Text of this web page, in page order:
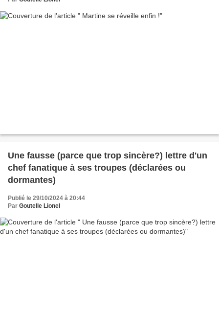
Une fausse (parce que trop sincère?) lettre d'un
chef fanatique à ses troupes (déclarées ou
dormantes)
Publié le 29/10/2024 à 20:44
Par Goutelle Lionel